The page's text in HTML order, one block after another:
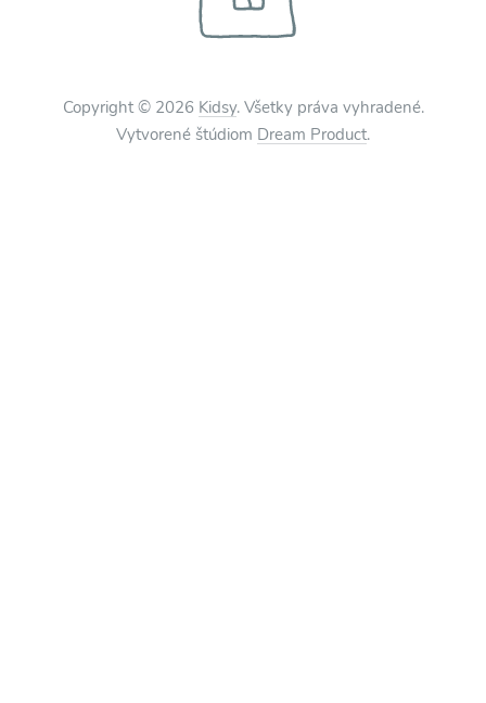
Copyright © 2026 Kidsy. Všetky práva vyhradené.
Vytvorené štúdiom Dream Product.